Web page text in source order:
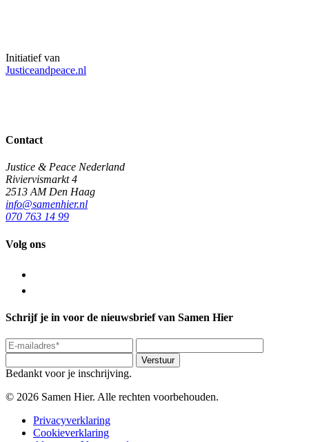
Initiatief van
Justiceandpeace.nl
Contact
Justice & Peace Nederland
Riviervismarkt 4
2513 AM Den Haag
info@samenhier.nl
070 763 14 99
Volg ons
Schrijf je in voor de nieuwsbrief van Samen Hier
Verstuur
Bedankt voor je inschrijving.
© 2026 Samen Hier. Alle rechten voorbehouden.
Privacyverklaring
Cookieverklaring